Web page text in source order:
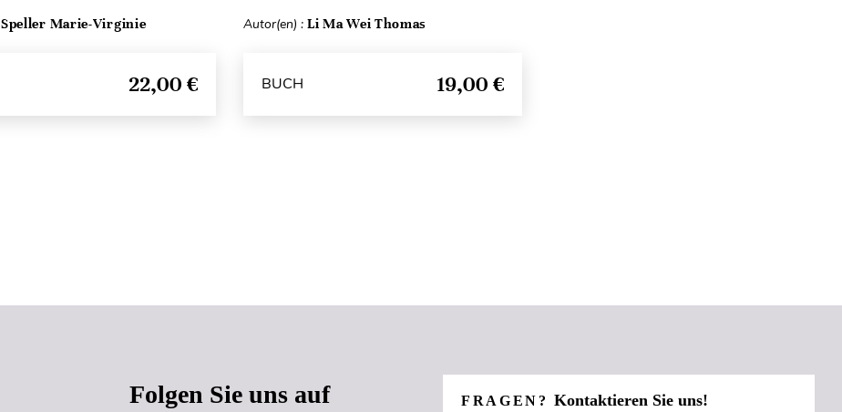
Speller Marie-Virginie
22,00 €
Autor(en) : Li Ma Wei Thomas
BUCH 19,00 €
Folgen Sie uns auf FRAGEN?Kontaktieren Sie uns!